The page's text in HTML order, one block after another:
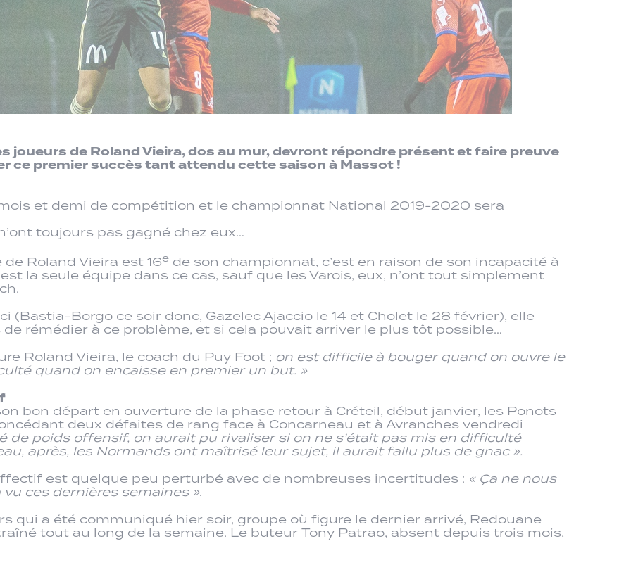
joueurs de Roland Vieira, dos au mur, devront répondre présent et faire preuve
ce premier succès tant attendu cette saison à Massot !
et demi de compétition et le championnat National 2019-2020 sera
toujours pas gagné chez eux…
Roland Vieira est 16e de son championnat, c’est en raison de son incapacité à
la seule équipe dans ce cas, sauf que les Varois, eux, n’ont tout simplement
(Bastia-Borgo ce soir donc, Gazelec Ajaccio le 14 et Cholet le 28 février), elle
rémédier à ce problème, et si cela pouvait arriver le plus tôt possible…
Roland Vieira, le coach du Puy Foot ; on est difficile à bouger quand on ouvre le
quand on encaisse en premier un but. »
bon départ en ouverture de la phase retour à Créteil, début janvier, les Ponots
deux défaites de rang face à Concarneau et à Avranches vendredi
de poids offensif, on aurait pu rivaliser si on ne s’était pas mis en difficulté
après, les Normands ont maîtrisé leur sujet, il aurait fallu plus de gnac ».
est quelque peu perturbé avec de nombreuses incertitudes : « Ça ne nous
ces dernières semaines ».
qui a été communiqué hier soir, groupe où figure le dernier arrivé, Redouane
tout au long de la semaine. Le buteur Tony Patrao, absent depuis trois mois,